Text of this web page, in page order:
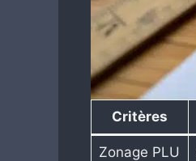
Critères
Zonage PLU